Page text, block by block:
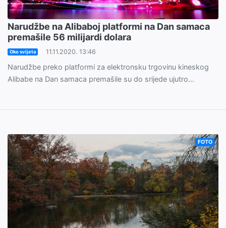
Narudžbe na Alibaboj platformi na Dan samaca
premašile 56 milijardi dolara
Oko svijeta 11.11.2020. 13:46
Narudžbe preko platformi za elektronsku trgovinu kineskog
Alibabe na Dan samaca premašile su do srijede ujutro...
FOTO